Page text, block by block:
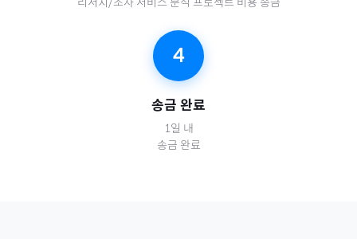
4
송금 완료
1일 내
송금 완료